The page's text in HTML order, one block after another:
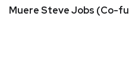
Muere Steve Jobs (Co-